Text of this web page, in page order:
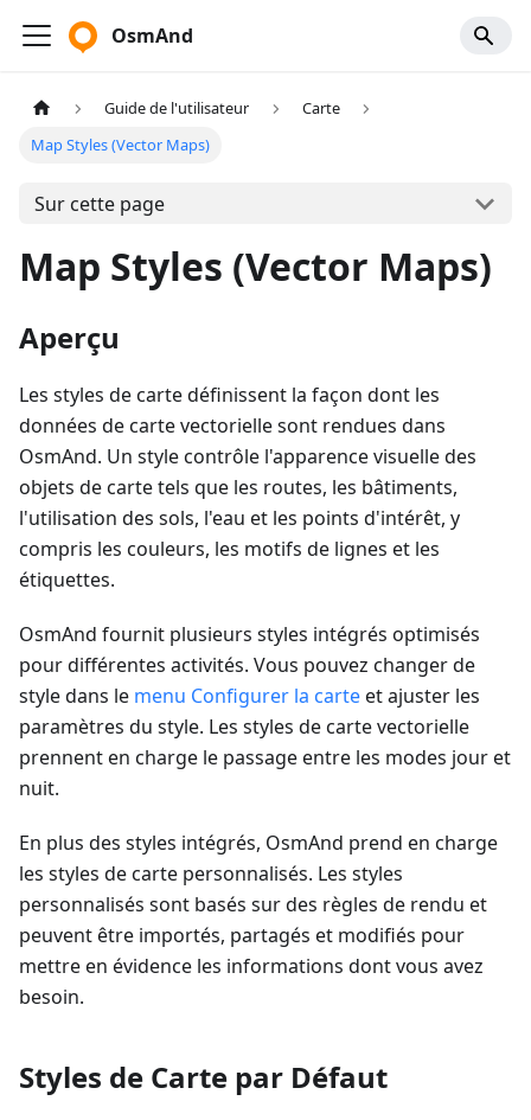
OsmAnd
Guide de l'utilisateur
Carte
Map Styles (Vector Maps)
Sur cette page
Map Styles (Vector Maps)
Aperçu
Les styles de carte définissent la façon dont les
données de carte vectorielle sont rendues dans
OsmAnd. Un style contrôle l'apparence visuelle des
objets de carte tels que les routes, les bâtiments,
l'utilisation des sols, l'eau et les points d'intérêt, y
compris les couleurs, les motifs de lignes et les
étiquettes.
OsmAnd fournit plusieurs styles intégrés optimisés
pour différentes activités. Vous pouvez changer de
style dans le menu Configurer la carteet ajuster les
paramètres du style. Les styles de carte vectorielle
prennent en charge le passage entre les modes jour et
nuit.
En plus des styles intégrés, OsmAnd prend en charge
les styles de carte personnalisés. Les styles
personnalisés sont basés sur des règles de rendu et
peuvent être importés, partagés et modifiés pour
mettre en évidence les informations dont vous avez
besoin.
Styles de Carte par Défaut